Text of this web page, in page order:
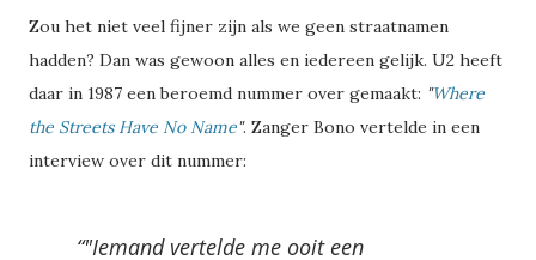
Zou het niet veel fijner zijn als we geen straatnamen
hadden? Dan was gewoon alles en iedereen gelijk. U2 heeft
daar in 1987 een beroemd nummer over gemaakt: "Where
the Streets Have No Name". Zanger Bono vertelde in een
interview over dit nummer:
"Iemand vertelde me ooit een